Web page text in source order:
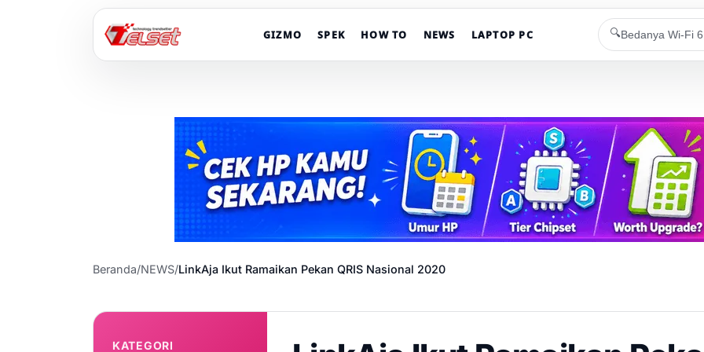
GIZMO SPEK HOW TO NEWS LAPTOP PC 🔍
Beranda/NEWS/LinkAja Ikut Ramaikan Pekan QRIS Nasional 2020
KATEGORI